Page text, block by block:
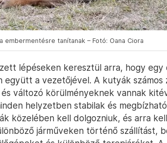
embermentésre tanítanak – Fotó: Oana Ciora
lépéseken keresztül arra, hogy egy
együtt a vezetőjével. A kutyák számos
és változó körülményeknek vannak
helyzetben stabilak és
közelében kell dolgozniuk, és arra
járműveken történő szállítást,